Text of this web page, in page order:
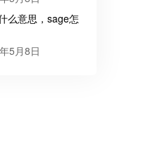
么意思，sage怎
5月8日